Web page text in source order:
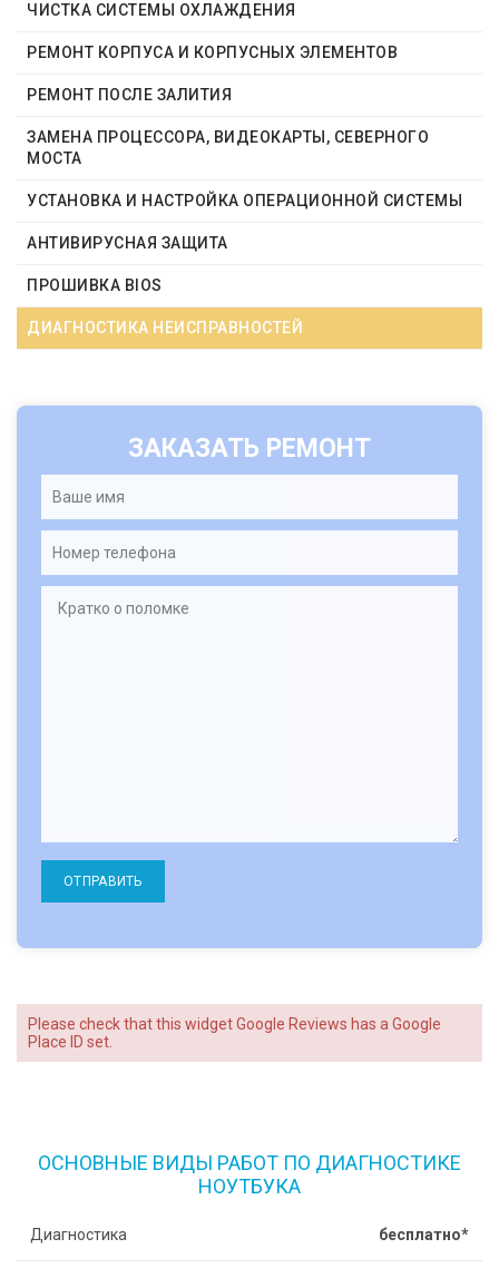
ЧИСТКА СИСТЕМЫ ОХЛАЖДЕНИЯ
РЕМОНТ КОРПУСА И КОРПУСНЫХ ЭЛЕМЕНТОВ
РЕМОНТ ПОСЛЕ ЗАЛИТИЯ
ЗАМЕНА ПРОЦЕССОРА, ВИДЕОКАРТЫ, СЕВЕРНОГО
МОСТА
УСТАНОВКА И НАСТРОЙКА ОПЕРАЦИОННОЙ СИСТЕМЫ
АНТИВИРУСНАЯ ЗАЩИТА
ПРОШИВКА BIOS
ДИАГНОСТИКА НЕИСПРАВНОСТЕЙ
ЗАКАЗАТЬ РЕМОНТ
Please check that this widgetGoogle Reviews has a Google
Place ID set.
ОСНОВНЫЕ ВИДЫ РАБОТ ПО ДИАГНОСТИКЕ
НОУТБУКА
Диагностика бесплатно*